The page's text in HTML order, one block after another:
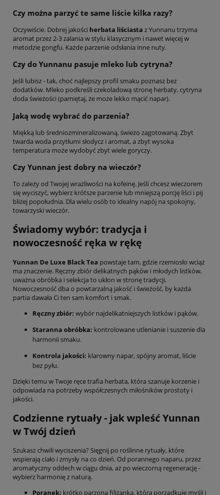
Czy można parzyć te same liście kilka razy?
Oczywiście. Dobrej jakości herbata liściasta z Yunnanu trzyma
aromat przez 2-3 zalania w stylu klasycznym i nawet więcej w
metodzie gongfu. Każde parzenie odsłania inne nuty.
Czy do Yunnanu pasuje mleko lub cytryna?
Jeśli lubisz - tak, choć najlepszy profil smaku poznasz bez
dodatków. Mleko podkreśli czekoladową stronę herbaty, cytryna
doda świeżości (pamiętaj, że może lekko mącić napar).
Jaką wodę wybrać do parzenia?
Miękką lub średniozmineralizowaną, świeżo zagotowaną. Zbyt
twarda woda przytłumi słodycz i aromat, a zbyt wysoka
temperatura może wydobyć zbyt wiele goryczy.
Czy Yunnan jest dobry na wieczór?
To zależy od Twojej wrażliwości na kofeinę. Jeśli chcesz wieczorem
się wyciszyć, wybierz krótsze parzenie lub mniejszą porcję liści i pij
bliżej popołudnia. Dla wielu osób to idealny napój na spokojny,
towarzyski wieczór.
Świadomy wybór: tradycja i
nowoczesność ręka w rękę
Yunnan De Luxe Black Tea powstaje tam, gdzie rzemiosło wciąż
ma znaczenie. Ręczny zbiór delikatnych pąków i młodych listków,
uważna obróbka i selekcja to ukłon w stronę tradycji.
Nowoczesność dba o powtarzalną jakość i świeżość, by każda
partia dawała Ci ten sam komfort i smak.
Ręczny zbiór: wybór najdelikatniejszych listków i pąków.
Staranna obróbka: kontrolowane utlenianie i suszenie dla
harmonii smaku.
Kontrola jakości: klarowny napar, spójny aromat, liście
bez pyłu.
Dzięki temu w Twoje ręce trafia herbata, która szanuje korzenie i
odpowiada na potrzeby współczesnych miłośników prostoty i
jakości.
Codzienne rytuały - jak wpleść Yunnan
w Twój dzień
Szukasz chwili wyciszenia? Sięgnij po roślinne rytuały, które
wspierają ciało i zmysły na co dzień. Od porannego naparu, przez
aromatyczny oddech w ciągu dnia, aż po wieczorną regenerację -
wybierz harmonię z naturą.
Poranek: krótko parzona filiżanka, która porządkuje myśli i